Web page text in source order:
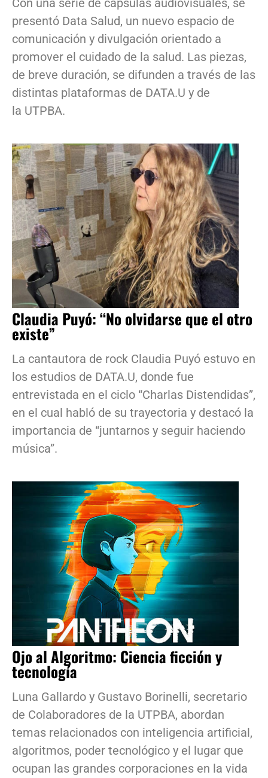
Con una serie de cápsulas audiovisuales, se
presentó Data Salud, un nuevo espacio de
comunicación y divulgación orientado a
promover el cuidado de la salud. Las piezas,
de breve duración, se difunden a través de las
distintas plataformas de DATA.U y de
la UTPBA.
Claudia Puyó: “No olvidarse que el otro
existe”
La cantautora de rock Claudia Puyó estuvo en
los estudios de DATA.U, donde fue
entrevistada en el ciclo “Charlas Distendidas”,
en el cual habló de su trayectoria y destacó la
importancia de “juntarnos y seguir haciendo
música”.
Ojo al Algoritmo: Ciencia ficción y
tecnología
Luna Gallardo y Gustavo Borinelli, secretario
de Colaboradores de la UTPBA, abordan
temas relacionados con inteligencia artificial,
algoritmos, poder tecnológico y el lugar que
ocupan las grandes corporaciones en la vida